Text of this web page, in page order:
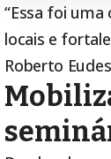
“Essa foi
locais e
Roberto